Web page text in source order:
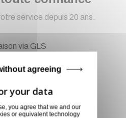
service depuis 20 ans.
en magasin ou
relais de notre
you agree that we and our
or equivalent technology
agreeing